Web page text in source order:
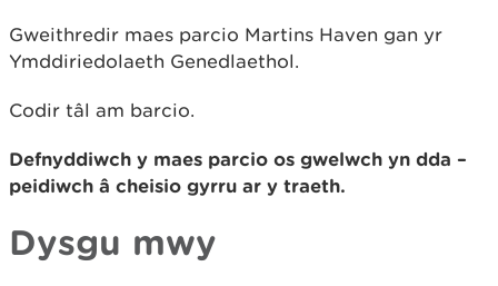
Gweithredir maes parcio Martins Haven gan yr
Ymddiriedolaeth Genedlaethol.
Codir tâl am barcio.
Defnyddiwch y maes parcio os gwelwch yn dda –
peidiwch â cheisio gyrru ar y traeth.
Dysgu mwy